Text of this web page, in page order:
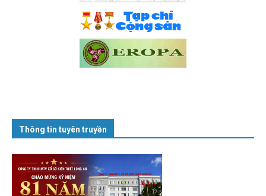
Thông tin tuyên truyền